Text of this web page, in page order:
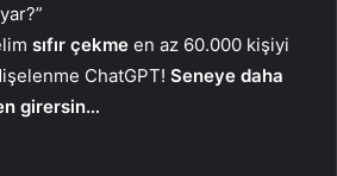
sıfır çekme en az 60.000 kişiyi
ChatGPT! Seneye daha
girersin…